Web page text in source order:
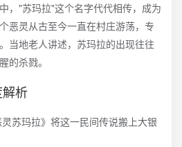
，"苏玛拉"这个名字代代相传，成为
恶灵从古至今一直在村庄游荡，专
当地老人讲述，苏玛拉的出现往往
的杀戮。
析
苏玛拉》将这一民间传说搬上大银